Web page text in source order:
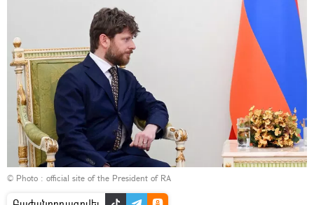
© Photo : official site of the President of RA